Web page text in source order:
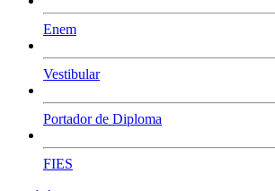
Enem
Vestibular
Portador de Diploma
FIES